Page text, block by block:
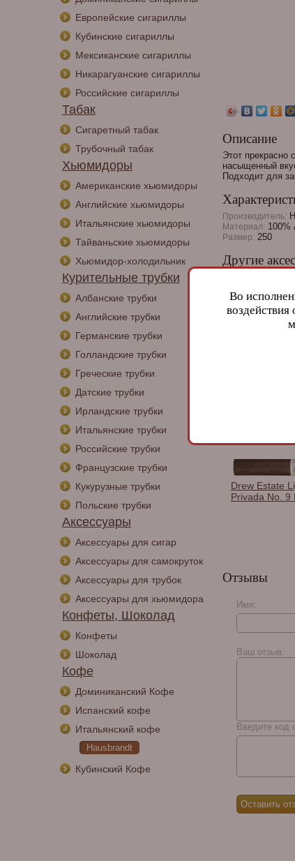
Европейские сигариллы
Кубинские сигариллы
Мексиканские сигариллы
Никарагуанские сигариллы
Российские сигариллы
Табак
Сигаретный табак
Трубочный табак
Хьюмидоры
Американские хьюмидоры
Английские хьюмидоры
Итальянские хьюмидоры
Тайваньские хьюмидоры
Хьюмидор-холодильник
Курительные трубки
Албанские трубки
Английские трубки
Германские трубки
Голландские трубки
Греческие трубки
Датские трубки
Ирландские трубки
Итальянские трубки
Российские трубки
Французские трубки
Кукурузные трубки
Польские трубки
Аксессуары
Аксессуары для сигар
Аксессуары для самокруток
Аксессуары для трубок
Аксессуары для хьюмидора
Конфеты, Шоколад
Конфеты
Шоколад
Кофе
Доминиканский Кофе
Испанский кофе
Итальянский кофе
Hausbrandt
Кубинский Кофе
Описание
Этот прекрасно
насыщенный
Подходит для
Производитель:
Материал: 100%
Размер: 250
Другие
Drew Estate
Privada No. 9
Отзывы
Имя:
Ваш отзыв:
Введите код
Во